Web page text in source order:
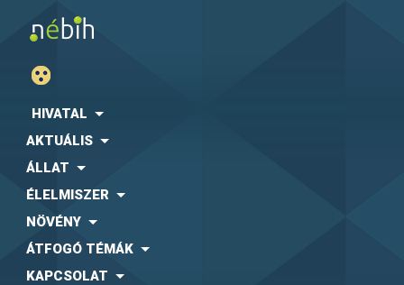
HIVATAL
AKTUÁLIS
ÁLLAT
ÉLELMISZER
NÖVÉNY
ÁTFOGÓ TÉMÁK
KAPCSOLAT